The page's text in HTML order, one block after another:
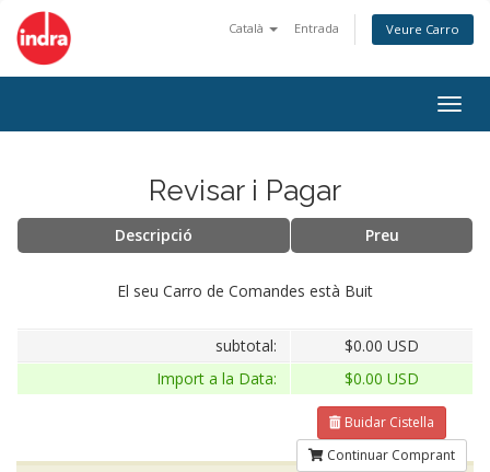
Català Entrada Veure Carro
Revisar i Pagar
Descripció Preu
El seu Carro de Comandes està Buit
subtotal:
$0.00 USD
Import a la Data:
$0.00 USD
Buidar Cistella
Continuar Comprant